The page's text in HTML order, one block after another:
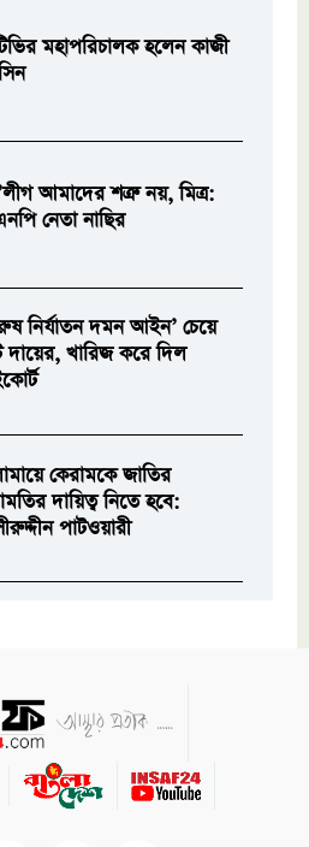
মহাপরিচালক হলেন কাজী
আমাদের শত্রু নয়, মিত্র:
নেতা নাছির
নির্যাতন দমন আইন’ চেয়ে
দায়ের, খারিজ করে দিল
কেরামকে জাতির
দায়িত্ব নিতে হবে:
পাটওয়ারী